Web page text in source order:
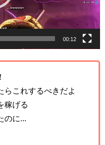
00:12
らこれするべきだよ
稼げる
のに...